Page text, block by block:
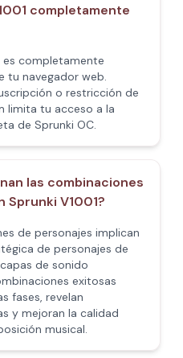
completamente
es completamente
tu navegador web.
o restricción de
limita tu acceso a la
de Sprunki OC.
las combinaciones
Sprunki V1001?
de personajes implican
de personajes de
de sonido
exitosas
fases, revelan
y mejoran la calidad
musical.